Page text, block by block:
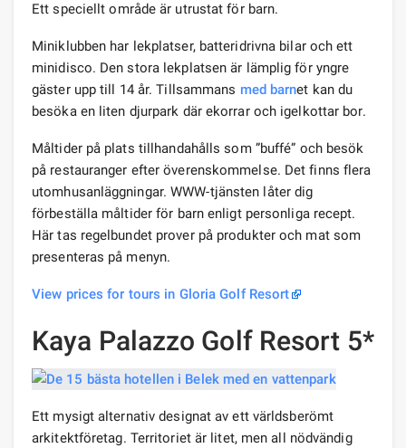
Ett speciellt område är utrustat för barn.
Miniklubben har lekplatser, batteridrivna bilar och ett
minidisco. Den stora lekplatsen är lämplig för yngre
gäster upp till 14 år. Tillsammans med barnet kan du
besöka en liten djurpark där ekorrar och igelkottar bor.
Måltider på plats tillhandahålls som ”buffé” och besök
på restauranger efter överenskommelse. Det finns flera
utomhusanläggningar. WWW-tjänsten låter dig
förbeställa måltider för barn enligt personliga recept.
Här tas regelbundet prover på produkter och mat som
presenteras på menyn.
View prices for tours in Gloria Golf Resort
Kaya Palazzo Golf Resort 5*
Ett mysigt alternativ designat av ett världsberömt
arkitektföretag. Territoriet är litet, men all nödvändig